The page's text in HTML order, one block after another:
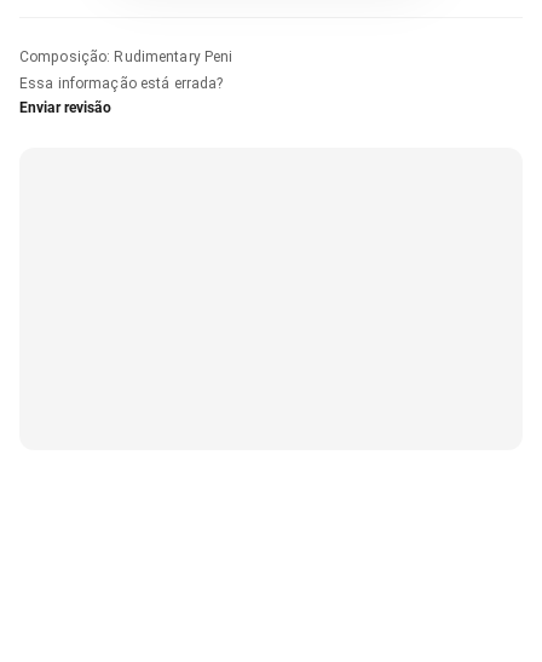
Composição: Rudimentary Peni
Essa informação está errada?
Enviar revisão